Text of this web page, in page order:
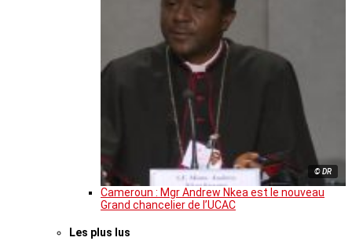
© DR
Cameroun : Mgr Andrew Nkea est le nouveau
Grand chancelier de l’UCAC
Les plus lus